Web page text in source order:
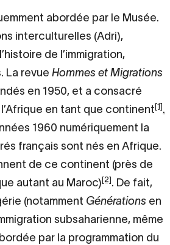
abordée par le Musée.
interculturelles (Adri),
de l’immigration,
La revue Hommes et Migrations
en 1950, et a consacré
en tant que continent[1].
1960 numériquement la
français sont nés en Afrique.
de ce continent (près de
autant au Maroc)[2]. De fait,
(notamment Générations en
subsaharienne, même
par la programmation du